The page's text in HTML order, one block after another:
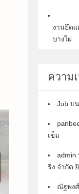
งานยึด
บางไผ่
ความ
Jub บน
เข็ม
admin
ริ่ง จำกัด
ณัฐพง